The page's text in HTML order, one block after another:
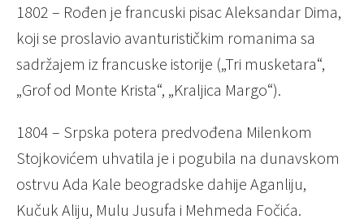
1802 – Rođen je francuski pisac Aleksandar Dima,
koji se proslavio avanturističkim romanima sa
sadržajem iz francuske istorije („Tri musketara“,
„Grof od Monte Krista“, „Kraljica Margo“).
1804 – Srpska potera predvođena Milenkom
Stojkovićem uhvatila je i pogubila na dunavskom
ostrvu Ada Kale beogradske dahije Aganliju,
Kučuk Aliju, Mulu Jusufa i Mehmeda Fočića.